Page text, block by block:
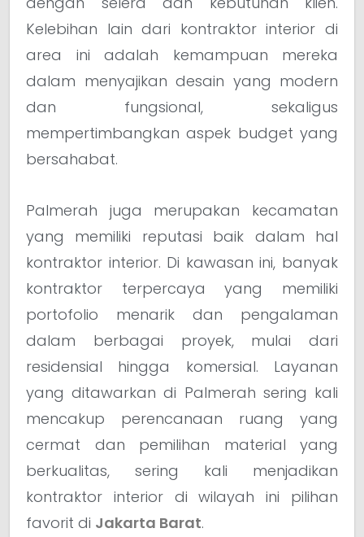
Kelebihan lain dari kontraktor interior di
area ini adalah kemampuan mereka
dalam menyajikan desain yang modern
dan fungsional, sekaligus
mempertimbangkan aspek budget yang
bersahabat.
Palmerah juga merupakan kecamatan
yang memiliki reputasi baik dalam hal
kontraktor interior. Di kawasan ini, banyak
kontraktor terpercaya yang memiliki
portofolio menarik dan pengalaman
dalam berbagai proyek, mulai dari
residensial hingga komersial. Layanan
yang ditawarkan di Palmerah sering kali
mencakup perencanaan ruang yang
cermat dan pemilihan material yang
berkualitas, sering kali menjadikan
kontraktor interior di wilayah ini pilihan
favorit di Jakarta Barat.